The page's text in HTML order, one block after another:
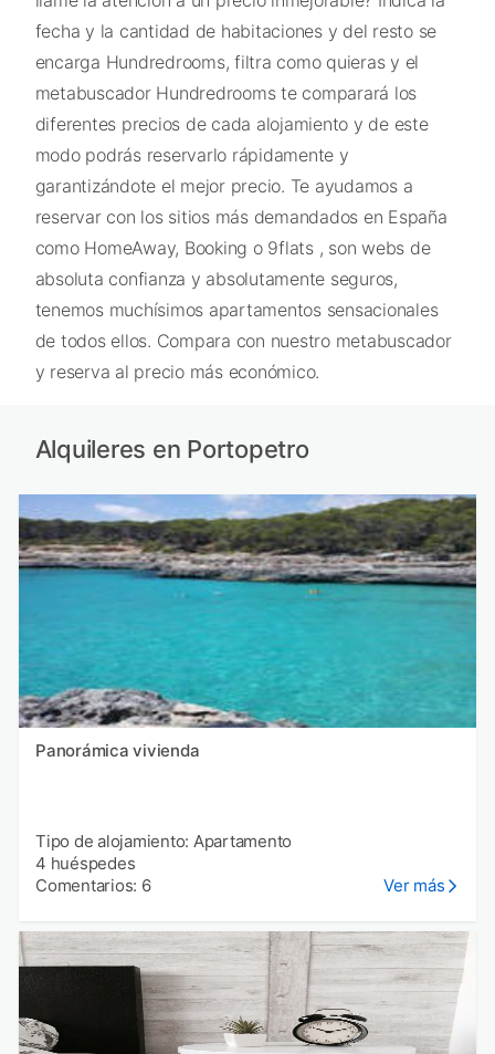
fecha y la cantidad de habitaciones y del resto se
encarga Hundredrooms, filtra como quieras y el
metabuscador Hundredrooms te comparará los
diferentes precios de cada alojamiento y de este
modo podrás reservarlo rápidamente y
garantizándote el mejor precio. Te ayudamos a
reservar con los sitios más demandados en España
como HomeAway, Booking o 9flats , son webs de
absoluta confianza y absolutamente seguros,
tenemos muchísimos apartamentos sensacionales
de todos ellos. Compara con nuestro metabuscador
y reserva al precio más económico.
Alquileres en Portopetro
Panorámica vivienda
Tipo de alojamiento: Apartamento
4 huéspedes
Comentarios: 6
Ver más